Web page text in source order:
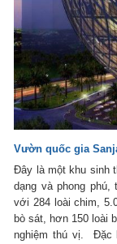
Vườn quốc gia
Đây là một khu sinh
dạng và phong
với 284 loài chim,
bò sát, hơn 150 loài
nghiệm thú vị. Đặc